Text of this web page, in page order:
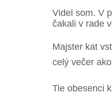
Videl som. V
čakali v rade
Majster kat
celý večer
Tie obesenci